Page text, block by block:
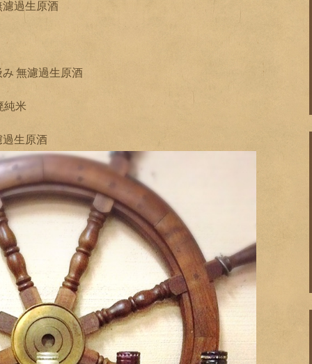
濾過生原酒
無濾過生原酒
純米
過生原酒